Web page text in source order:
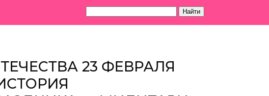
Найти
23 ФЕВРАЛЯ